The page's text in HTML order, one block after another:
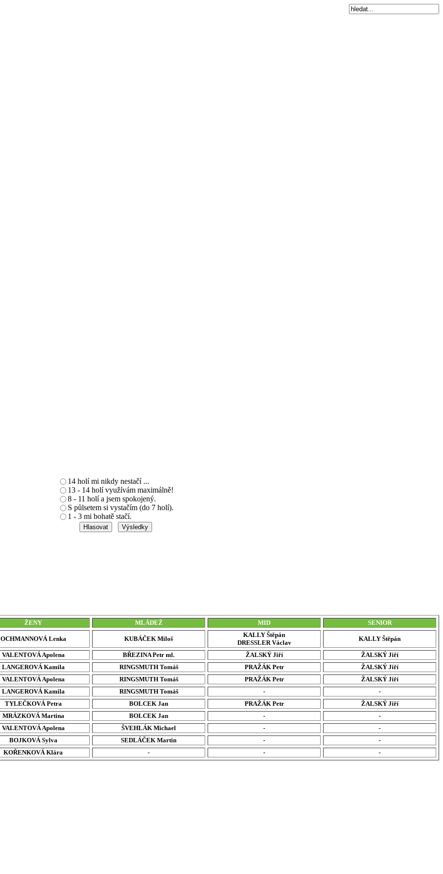
14 holí mi nikdy nestačí ...
13 - 14 holí využívám maximálně!
8 - 11 holí a jsem spokojený.
S půlsetem si vystačím (do 7 holí).
1 - 3 mi bohatě stačí.
ŽENY MLÁDEŽ MID SENIOR
OCHMANNOVÁ Lenka KUBÁČEK Miloš
KALLY Štěpán
DRESSLER Václav
KALLY Štěpán
VALENTOVÁ Apolena BŘEZINA Petr ml. ŽALSKÝ Jiří
ŽALSKÝ Jiří
LANGEROVÁ Kamila RINGSMUTH Tomáš PRAŽÁK Petr
ŽALSKÝ Jiří
VALENTOVÁ Apolena RINGSMUTH Tomáš PRAŽÁK Petr
ŽALSKÝ Jiří
LANGEROVÁ Kamila RINGSMUTH Tomáš -
-
TYLEČKOVÁ Petra BOLCEK Jan PRAŽÁK Petr
ŽALSKÝ Jiří
MRÁZKOVÁ Martina BOLCEK Jan -
-
VALENTOVÁ Apolena ŠVEHLÁK Michael -
-
BOJKOVÁ Sylva SEDLÁČEK Martin -
-
KOŘENKOVÁ Klára - - -